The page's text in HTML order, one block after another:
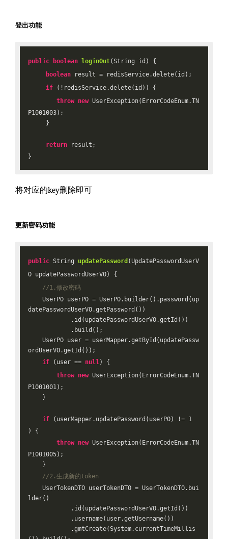
登出功能
public boolean loginOut(String id)
{
boolean result = redisService.delete(id);
if (!redisService.delete(id)) {
throw new UserException(ErrorCodeEnum.TN
P1001003);
}
return result;
将对应的key删除即可
更新密码功能
public String updatePassword (UpdatePasswordUserV
O updatePasswordUserVO)
{
//1.修改密码
UserPO userPO = UserPO.builder().password(up
datePasswordUserVO.getPassword())
.id(updatePasswordUserVO.getId())
.build();
UserPO user = userMapper.getById(updatePassw
ordUserVO.getId());
if (user == null) {
throw new UserException(ErrorCodeEnum.TN
P1001001);
}
if (userMapper.updatePassword(userPO) != 1
) {
throw new UserException(ErrorCodeEnum.TN
P1001005);
}
//2.生成新的token
UserTokenDTO userTokenDTO = UserTokenDTO.bui
lder()
.id(updatePasswordUserVO.getId())
.username(user.getUsername())
.gmtCreate(System.currentTimeMillis